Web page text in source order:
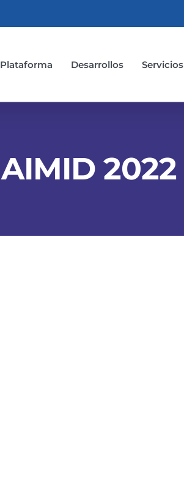
Plataforma Desarrollos Servicios
AIMID 2022